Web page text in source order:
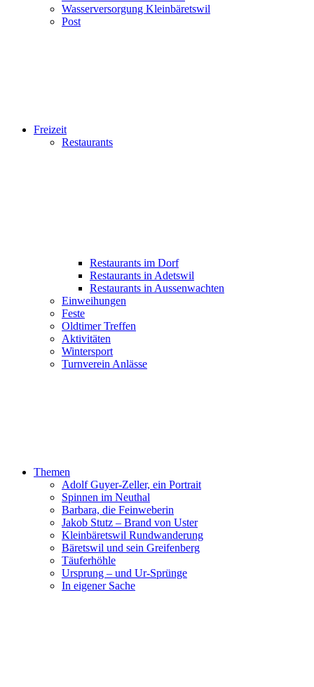
Wasserversorgung Kleinbäretswil
Post
Freizeit
Restaurants
Restaurants im Dorf
Restaurants in Adetswil
Restaurants in Aussenwachten
Einweihungen
Feste
Oldtimer Treffen
Aktivitäten
Wintersport
Turnverein Anlässe
Themen
Adolf Guyer-Zeller, ein Portrait
Spinnen im Neuthal
Barbara, die Feinweberin
Jakob Stutz – Brand von Uster
Kleinbäretswil Rundwanderung
Bäretswil und sein Greifenberg
Täuferhöhle
Ursprung – und Ur-Sprünge
In eigener Sache